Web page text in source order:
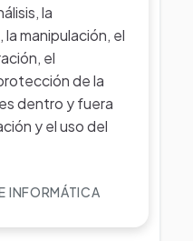
la
manipulación, el
el
de la
dentro y fuera
y el uso del
INFORMÁTICA